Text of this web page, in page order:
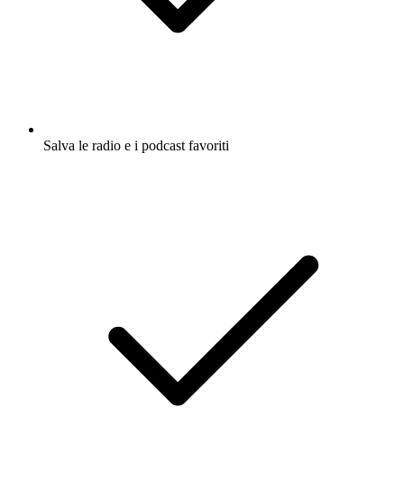
Salva le radio e i podcast favoriti